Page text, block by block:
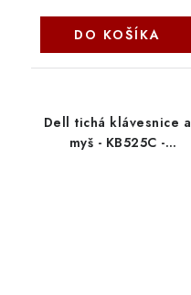
DO KOŠÍKA
Dell tichá klávesnice a
myš - KB525C -